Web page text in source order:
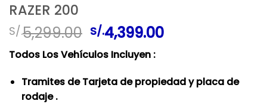
RAZER 200
S/.5,299.00 El
precio
original
era:
S/.5,299.00.
S/.4,399.00El
es:
S/.4,399.00.
Todos Los Vehículos Incluyen :
Tramites de Tarjeta de propiedad y placa de
rodaje .